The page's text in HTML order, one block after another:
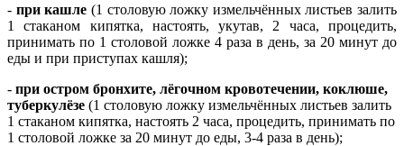
- при кашле (1 столовую ложку измельчённых листьев залить
1 стаканом кипятка, настоять, укутав, 2 часа, процедить,
принимать по 1 столовой ложке 4 раза в день, за 20 минут до
еды и при приступах кашля);
- при остром бронхите, лёгочном кровотечении, коклюше,
туберкулёзе (1 столовую ложку измельчённых листьев залить
1 стаканом кипятка, настоять 2 часа, процедить, принимать по
1 столовой ложке за 20 минут до еды, 3-4 раза в день);